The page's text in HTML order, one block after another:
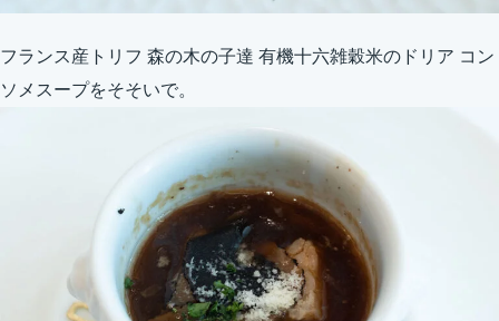
フランス産トリフ 森の木の子達 有機十六雑穀米のドリア コン
ソメスープをそそいで。